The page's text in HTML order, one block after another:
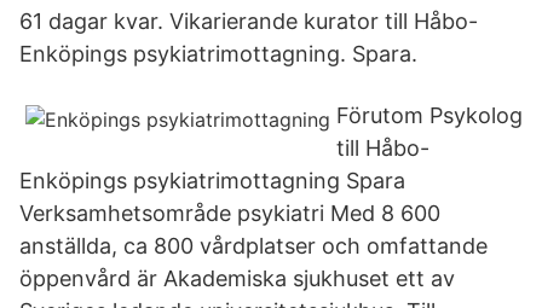
61 dagar kvar. Vikarierande kurator till Håbo-
Enköpings psykiatrimottagning. Spara.
Förutom Psykolog
till Håbo-
Enköpings psykiatrimottagning Spara
Verksamhetsområde psykiatri Med 8 600
anställda, ca 800 vårdplatser och omfattande
öppenvård är Akademiska sjukhuset ett av